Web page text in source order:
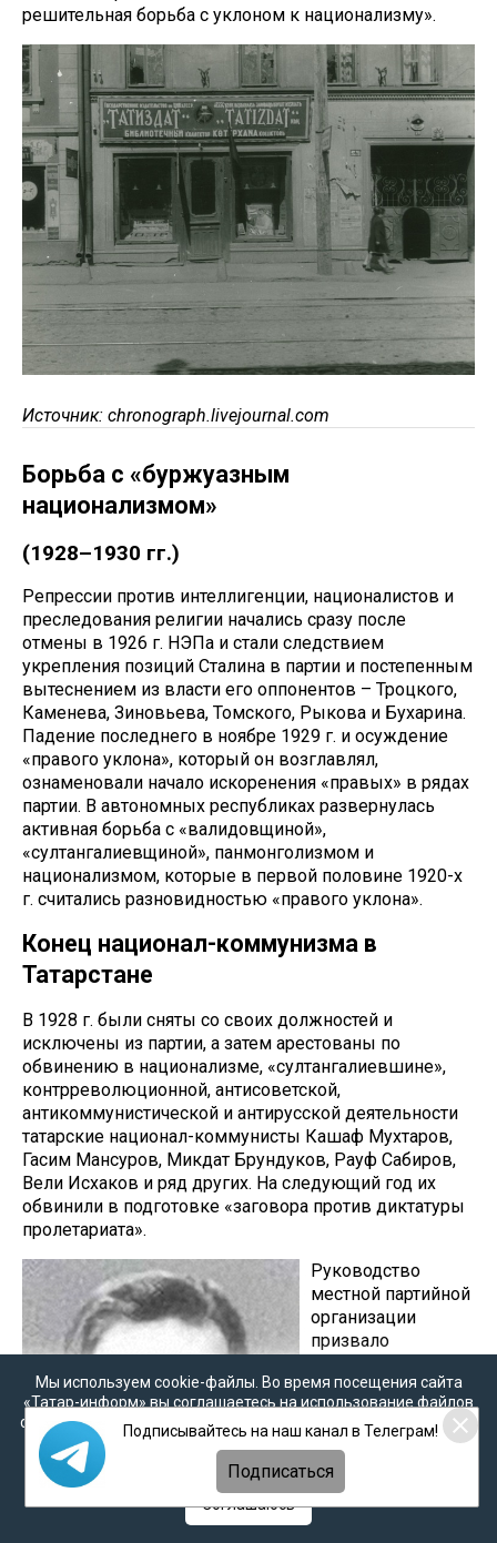
решительная борьба с уклоном к национализму».
Источник: chronograph.livejournal.com
Борьба с «буржуазным
национализмом»
(1928–1930 гг.)
Репрессии против интеллигенции, националистов и
преследования религии начались сразу после
отмены в 1926 г. НЭПа и стали следствием
укрепления позиций Сталина в партии и постепенным
вытеснением из власти его оппонентов – Троцкого,
Каменева, Зиновьева, Томского, Рыкова и Бухарина.
Падение последнего в ноябре 1929 г. и осуждение
«правого уклона», который он возглавлял,
ознаменовали начало искоренения «правых» в рядах
партии. В автономных республиках развернулась
активная борьба с «валидовщиной»,
«султангалиевщиной», панмонголизмом и
национализмом, которые в первой половине 1920-х
г. считались разновидностью «правого уклона».
Конец национал-коммунизма в
Татарстане
В 1928 г. были сняты со своих должностей и
исключены из партии, а затем арестованы по
обвинению в национализме, «султангалиевшине»,
контрреволюционной, антисоветской,
антикоммунистической и антирусской деятельности
татарские национал-коммунисты Кашаф Мухтаров,
Гасим Мансуров, Микдат Брундуков, Рауф Сабиров,
Вели Исхаков и ряд других. На следующий год их
обвинили в подготовке «заговора против диктатуры
пролетариата».
Руководство
местной партийной
организации
призвало
остатки
султангалиевщины,
усилить борьбу с
Мы используем cookie-файлы. Во время посещения сайта
«Татар-информ» вы соглашаетесь на использование файлов
cookie в соответствии с настоящим уведомлением, согласием
наобработку персональных данных,Политикой о
персональных данных
Политикой конфиденциальности
Соглашаюсь
Подписывайтесь на наш канал в Телеграм!
Подписаться